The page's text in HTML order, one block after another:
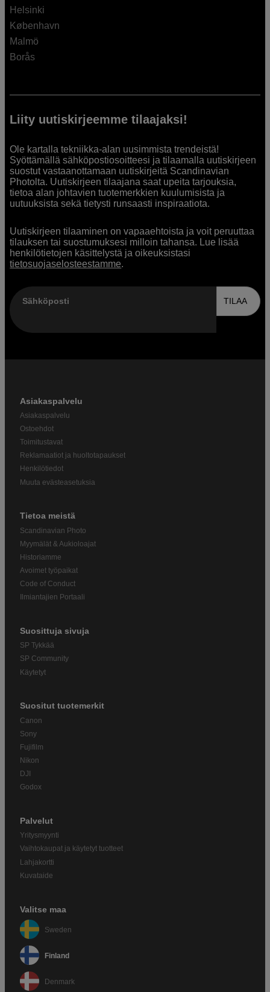
Helsinki
København
Malmö
Borås
Liity uutiskirjeemme tilaajaksi!
Ole kartalla tekniikka-alan uusimmista trendeistä!
Syöttämällä sähköpostiosoitteesi ja tilaamalla uutiskirjeen
suostut vastaanottamaan uutiskirjeitä Scandinavian
Photolta. Uutiskirjeen tilaajana saat upeita tarjouksia,
tietoa alan johtavien tuotemerkkien kuulumisista ja
uutuuksista sekä tietysti runsaasti inspiraatiota.
Uutiskirjeen tilaaminen on vapaaehtoista ja voit peruuttaa
tilauksen tai suostumuksesi milloin tahansa. Lue lisää
henkilötietojen käsittelystä ja oikeuksistasi
tietosuojaselosteestamme.
Sähköposti TILAA
Asiakaspalvelu
Asiakaspalvelu
Ostoehdot
Toimitustavat
Reklamaatiot ja huoltotapaukset
Henkilötiedot
Muuta evästeasetuksia
Tietoa meistä
Scandinavian Photo
Myymälät & Aukioloajat
Historiamme
Avoimet työpaikat
Code of Conduct
Ilmiantajien Portaali
Suosittuja sivuja
SP Tykkää
SP Community
Käytetyt
Suositut tuotemerkit
Canon
Sony
Fujifilm
Nikon
DJI
Godox
Palvelut
Yritysmyynti
Vaihtokaupat ja käytetyt tuotteet
Lahjakortti
Kuvataide
Valitse maa
Sweden
Finland
Denmark